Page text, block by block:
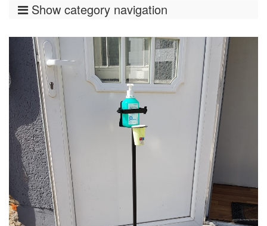
Show category navigation